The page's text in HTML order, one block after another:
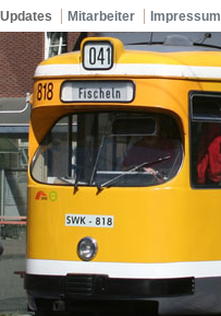
Updates Mitarbeiter Impressum